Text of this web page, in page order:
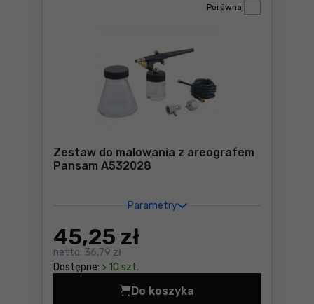
Zestaw do malowania z areografem
Pansam A532028
Parametry
45,25 zł
netto: 36,79 zł
Dostępne: > 10 szt.
Porównaj
Do koszyka
Zestaw do malowania z